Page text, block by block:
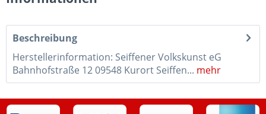
Beschreibung
Herstellerinformation: Seiffener Volkskunst eG
Bahnhofstraße 12 09548 Kurort Seiffen... mehr